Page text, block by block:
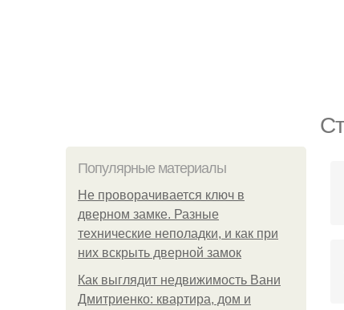
Популярные материалы
Не проворачивается ключ в
дверном замке. Разные
технические неполадки, и как при
них вскрыть дверной замок
Как выглядит недвижимость Вани
Дмитриенко: квартира, дом и